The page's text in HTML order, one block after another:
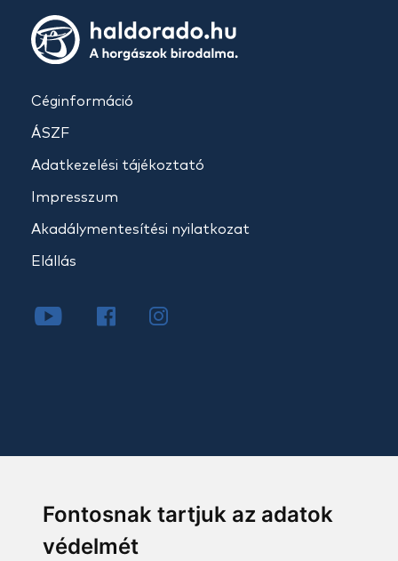
Fontosnak tartjuk az adatok
védelmét
Céginformáció
ÁSZF
Adatkezelési tájékoztató
Impresszum
Akadálymentesítési nyilatkozat
Elállás